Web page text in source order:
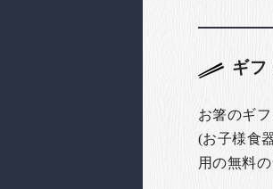
ギフ
お箸のギ
(お子様食
用の無料